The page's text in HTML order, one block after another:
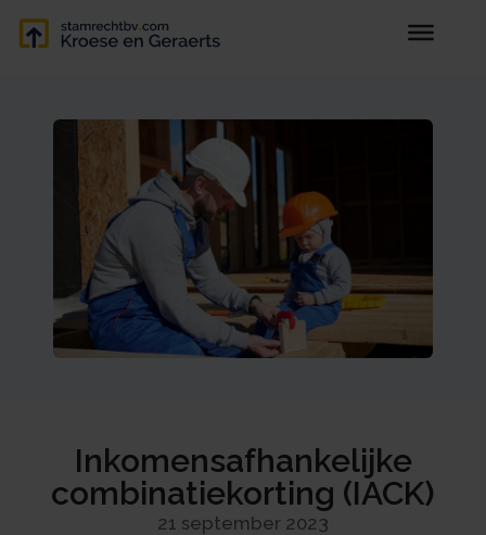
Inkomensafhankelijke
combinatiekorting (IACK)
21 september 2023